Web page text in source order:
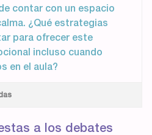
contar con un espacio
¿Qué estrategias
para ofrecer este
incluso cuando
en el aula?
a los debates